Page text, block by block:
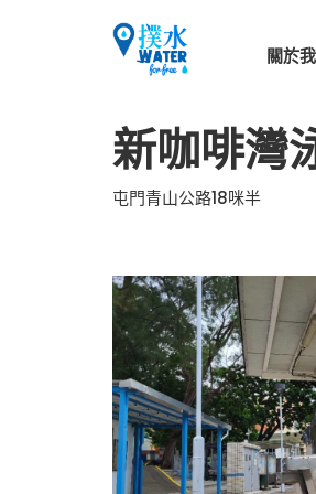
關於
新咖啡灣
屯門青山公路18咪半